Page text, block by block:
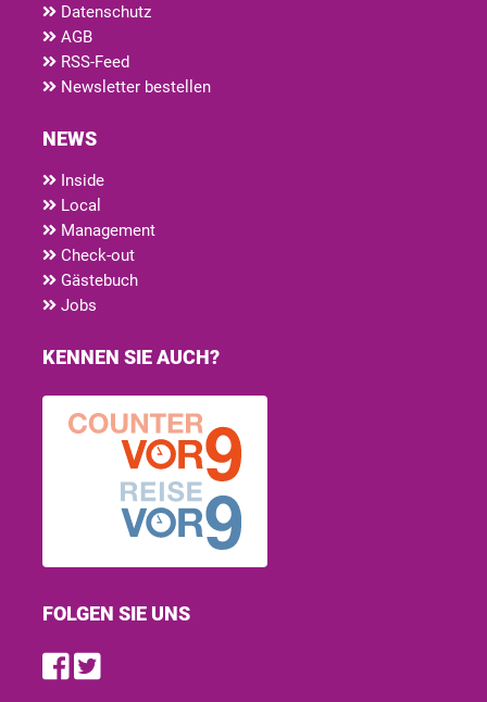
Datenschutz
AGB
RSS-Feed
Newsletter bestellen
NEWS
Inside
Local
Management
Check-out
Gästebuch
Jobs
KENNEN SIE AUCH?
FOLGEN SIE UNS
Find us on Facebook
Follow us on Twitter